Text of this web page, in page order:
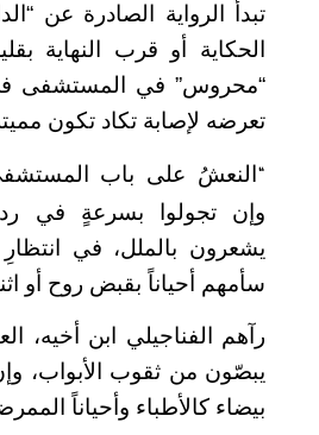
تبدأ الرواية الصادرة عن
الحكاية أو قرب النهاية
“محروس” في المستشفى
تعرضه لإصابة تكاد تكون
“النعشُ على باب
وإن تجولوا بسرعةٍ في
يشعرون بالملل، في
سأمهم أحياناً بقبض روح أو
رآهم الفناجيلي ابن أخيه،
يبصّون من ثقوب الأبواب،
بيضاء كالأطباء وأحياناً